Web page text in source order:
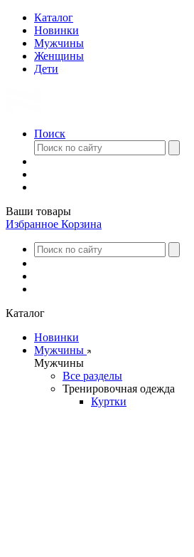
Каталог
Новинки
Мужчины
Женщины
Дети
Поиск
Ваши товары
Избранное Корзина
Каталог
Новинки
Мужчины
Мужчины
Все разделы
Тренировочная одежда
Куртки